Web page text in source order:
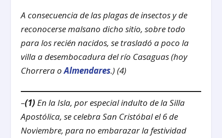
A consecuencia de las plagas de insectos y de
reconocerse malsano dicho sitio, sobre todo
para los recién nacidos, se trasladó a poco la
villa a desembocadura del río Casaguas (hoy
Chorrera oAlmendares.) (4)
–(1)En la Isla, por especial indulto de la Silla
Apostólica, se celebra San Cristóbal el 6 de
Noviembre, para no embarazar la festividad